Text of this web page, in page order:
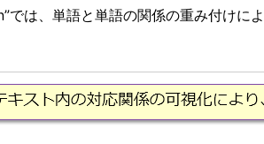
では、単語と単語の関係の重み付けに